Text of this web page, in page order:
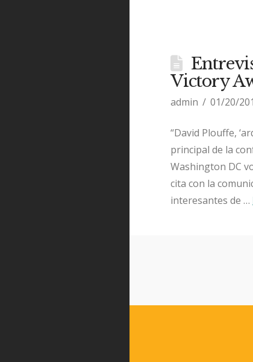
Victory
admin 01/20/
“David Plouffe,
principal de la
Washington DC
cita con la
interesantes de …